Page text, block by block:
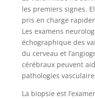
les premiers signes.
pris en charge
Les examens
échographique des
du cerveau et
cérébraux peuvent
pathologies
La biopsie est